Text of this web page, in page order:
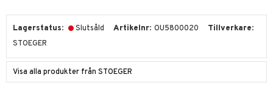
Lagerstatus Slutsåld Artikelnr OU5800020
Tillverkare
STOEGER
Visa alla produkter från STOEGER